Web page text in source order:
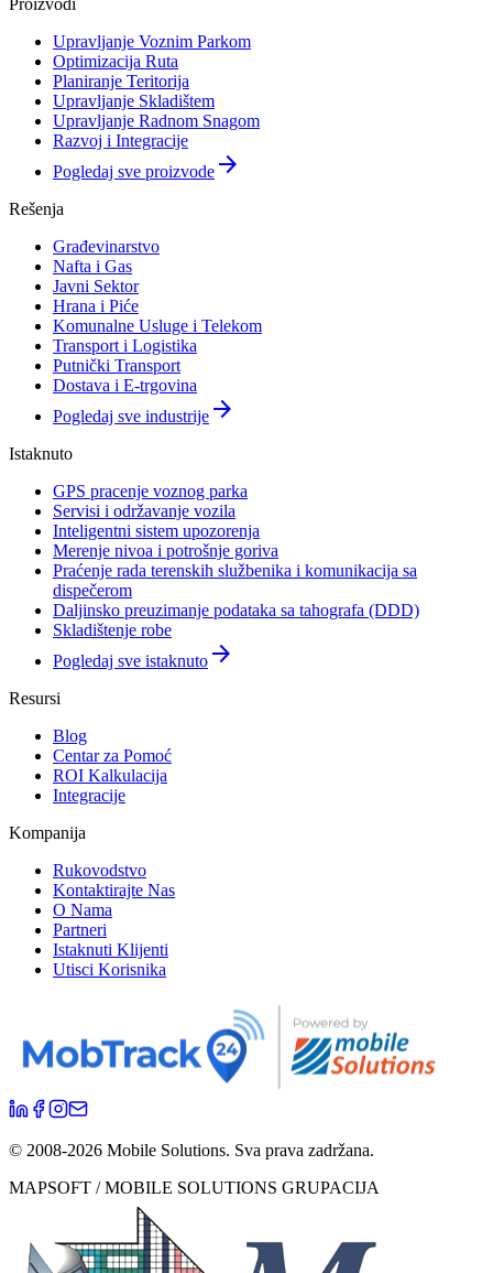
Upravljanje Voznim Parkom
Optimizacija Ruta
Planiranje Teritorija
Upravljanje Skladištem
Upravljanje Radnom Snagom
Razvoj i Integracije
Pogledaj sve proizvode arrow_forward
Rešenja
Građevinarstvo
Nafta i Gas
Javni Sektor
Hrana i Piće
Komunalne Usluge i Telekom
Transport i Logistika
Putnički Transport
Dostava i E-trgovina
Pogledaj sve industrije arrow_forward
Istaknuto
GPS pracenje voznog parka
Servisi i održavanje vozila
Inteligentni sistem upozorenja
Merenje nivoa i potrošnje goriva
Praćenje rada terenskih službenika i komunikacija sa
dispečerom
Daljinsko preuzimanje podataka sa tahografa (DDD)
Skladištenje robe
Pogledaj sve istaknuto arrow_forward
Resursi
Blog
Centar za Pomoć
ROI Kalkulacija
Integracije
Kompanija
Rukovodstvo
Kontaktirajte Nas
O Nama
Partneri
Istaknuti Klijenti
Utisci Korisnika
© 2008-2026 Mobile Solutions. Sva prava zadržana.
MAPSOFT / MOBILE SOLUTIONS GRUPACIJA